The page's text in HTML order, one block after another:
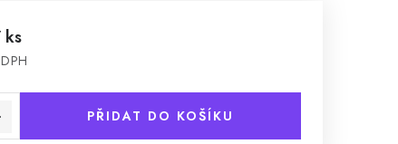
PŘIDAT DO KOŠÍKU